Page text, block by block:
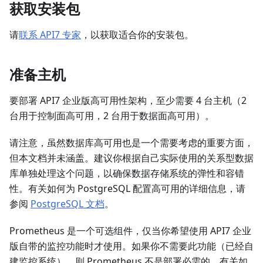
获取安装包
请联系 API7 专家 ，以获取适合你的安装包。
准备主机
要部署 API7 企业版高可用性架构，至少需要 4 台主机（2
台用于控制面高可用，2 台用于数据面高可用）。
请注意，虽然数据库高可用也是一个需要考虑的重要方面，
但本文档并未涵盖。建议你根据自己实际使用的关系型数据
库单独处理这个问题，以确保数据存储系统的弹性和容错
性。有关如何为 PostgreSQL 配置高可用的详细信息，请
参阅 PostgreSQL 文档。
Prometheus 是一个可选组件，仅当你希望使用 API7 企业
版自带的监控功能时才使用。如果你不需要此功能（已经自